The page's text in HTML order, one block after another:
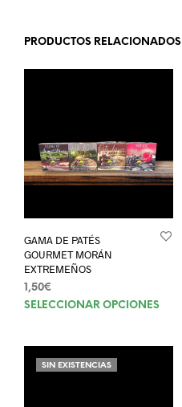
PRODUCTOS RELACIONADOS
GAMA DE PATÉS
GOURMET MORÁN
EXTREMEÑOS
1,50€
SELECCIONAR OPCIONES
SIN EXISTENCIAS